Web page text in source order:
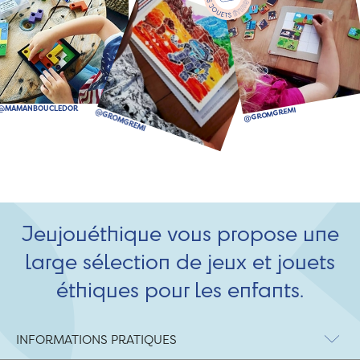
Jeujouéthique vous propose une
large sélection de jeux et jouets
éthiques pour les enfants.
INFORMATIONS PRATIQUES